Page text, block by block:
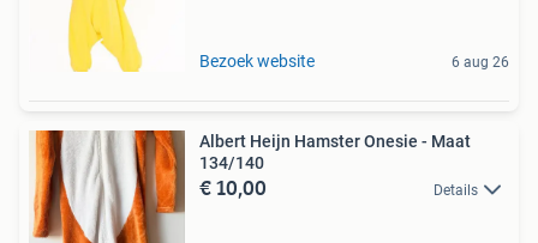
Bezoek website 6 aug 26
Albert Heijn Hamster Onesie - Maat
134/140
€ 10,00 Details